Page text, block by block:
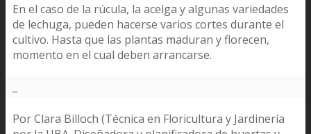
En el caso de la rúcula, la acelga y algunas variedades
de lechuga, pueden hacerse varios cortes durante el
cultivo. Hasta que las plantas maduran y florecen,
momento en el cual deben arrancarse.
Por Clara Billoch (Técnica en Floricultura y Jardinería